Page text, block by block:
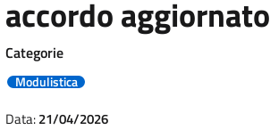
accordo aggiornato
Categorie
Modulistica
Data:21/04/2026